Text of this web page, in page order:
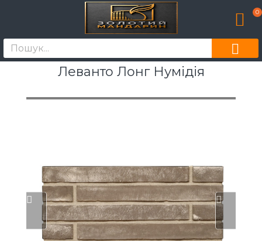
0
Леванто Лонг Нумідія